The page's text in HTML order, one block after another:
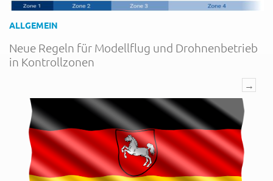
ALLGEMEIN
Neue Regeln für Modellflug und Drohnenbetrieb
in Kontrollzonen
→